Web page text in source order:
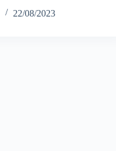
22/08/2023